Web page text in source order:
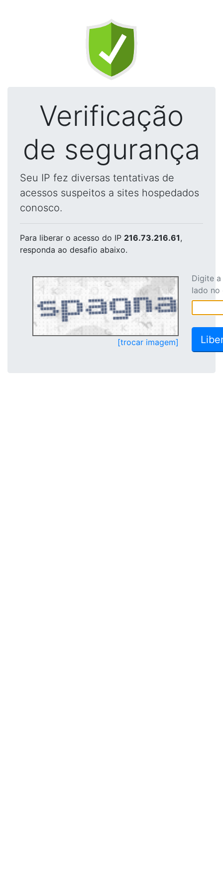
Verificação
de segurança
Seu IP fez diversas tentativas de
acessos suspeitos a sites hospedados
conosco.
Para liberar o acesso do IP 216.73.216.61,
responda ao desafio abaixo.
[trocar imagem]
Digite
lado no